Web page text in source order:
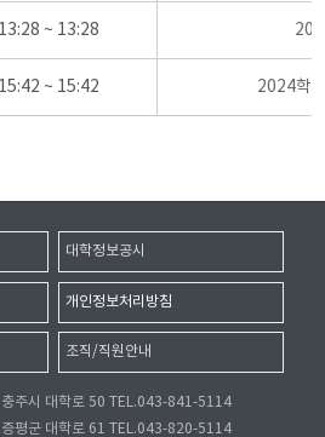
13:28 ~ 13:28
15:42 ~ 15:42 2024학
대학정보공시
개인정보처리방침
조직/직원안내
주시 대학로 50 TEL.043-841-5114
평군 대학로 61 TEL.043-820-5114